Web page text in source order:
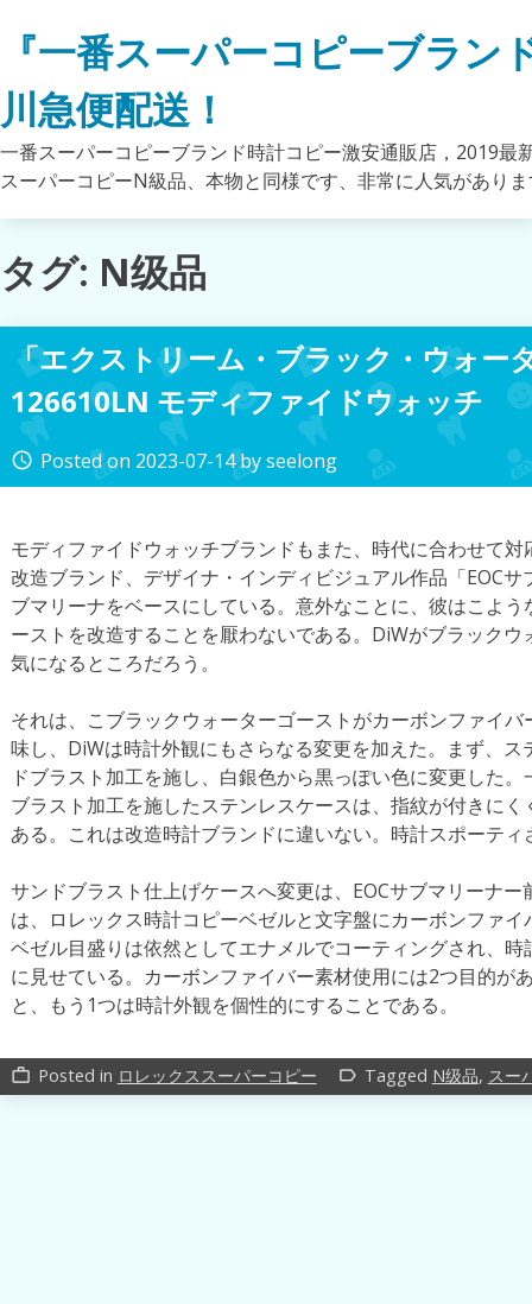
『一番スーパーコピーブラ
川急便配送！
一番スーパーコピーブランド時計コピー激安通販店，2019
スーパーコピーN級品、本物と同様です、非常に人気があり
タグ: N级品
「エクストリーム・ブラック・ウォー
126610LN モディファイドウォッチ
access_time Posted on 2023-07-14byseelong
モディファイドウォッチブランドもまた、時代に合わせて
改造ブランド、デザイナ・インディビジュアル作品「EOC
ブマリーナをベースにしている。意外なことに、彼はこよ
ーストを改造することを厭わないである。DiWがブラック
気になるところだろう。
それは、こブラックウォーターゴーストがカーボンファイ
味し、DiWは時計外観にもさらなる変更を加えた。まず、
ドブラスト加工を施し、白銀色から黒っぽい色に変更した
ブラスト加工を施したステンレスケースは、指紋が付きに
ある。これは改造時計ブランドに違いない。時計スポーテ
サンドブラスト仕上げケースへ変更は、EOCサブマリーナ
は、ロレックス時計コピーベゼルと文字盤にカーボンファ
ベゼル目盛りは依然としてエナメルでコーティングされ、
に見せている。カーボンファイバー素材使用には2つ目的が
と、もう1つは時計外観を個性的にすることである。
work_outline Posted in ロレックススーパーコピー label_outline Tagged N级品, スー